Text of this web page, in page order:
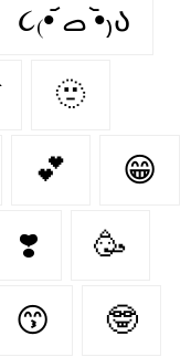
૮₍•᷄ ࡇ •᷅₎ა
🫥
💕 😁
❣️ 🥳
😙 🤓